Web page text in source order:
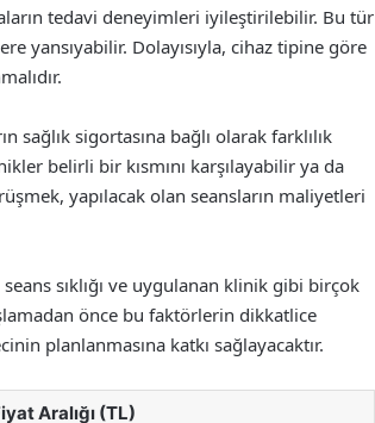
tedavi deneyimleri iyileştirilebilir. Bu tür
yansıyabilir. Dolayısıyla, cihaz tipine göre
sağlık sigortasına bağlı olarak farklılık
belirli bir kısmını karşılayabilir ya da
yapılacak olan seansların maliyetleri
sıklığı ve uygulanan klinik gibi birçok
önce bu faktörlerin dikkatlice
planlanmasına katkı sağlayacaktır.
Aralığı (TL)